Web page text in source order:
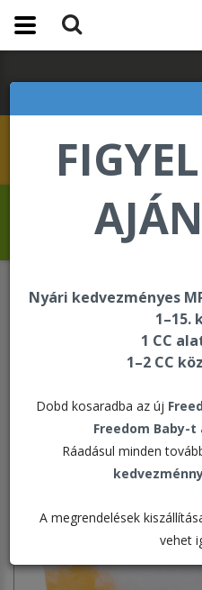
Nyári kedvezményes
1–15.
1 CC
1–2 CC
Dobd kosaradba az új
Freedom Baby-t
Ráadásul minden
A megrendelések
vehet
Banjo Oluseun
Forever Living
Oktatási és
Ajándék doboz 327 x